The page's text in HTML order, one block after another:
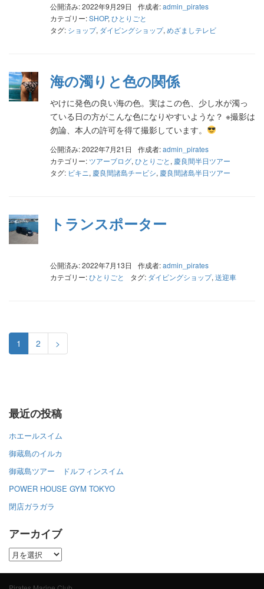
公開済み: 2022年9月29日 作成者:admin_pirates
カテゴリー:SHOP, ひとりごと
タグ: ショップ, ダイビングショップ, めざましテレビ
海の濁りと色の関係
やけに発色の良い海の色。実はこの色、少し水が濁っ
ている日の方がこんな色になりやすいような？ ※撮影は
勿論、本人の許可を得て撮影しています。
公開済み: 2022年7月21日 作成者:admin_pirates
カテゴリー: ツアーブログ, ひとりごと , 慶良間半日ツアー
タグ: ビキニ, 慶良間諸島チービシ, 慶良間諸島半日ツアー
トランスポーター
公開済み: 2022年7月13日 作成者:admin_pirates
カテゴリー:ひとりごと タグ: ダイビングショップ, 送迎車
1 2 >
最近の投稿
ホエールスイム
御蔵島のイルカ
御蔵島ツアー ドルフィンスイム
POWER HOUSE GYM TOKYO
閉店ガラガラ
アーカイブ
ア